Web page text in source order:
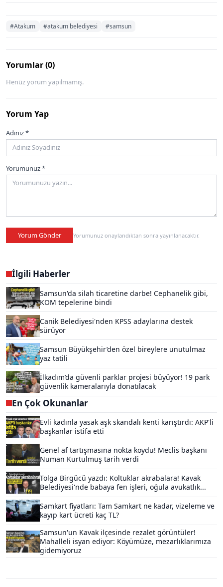
#Atakum #atakum belediyesi #samsun
Yorumlar (0)
Henüz yorum yapılmamış.
Yorum Yap
Adınız *
Yorumunuz *
Yorum Gönder Yorumunuz onaylandıktan sonra yayınlanacaktır.
İlgili Haberler
Samsun'da silah ticaretine darbe! Cephanelik gibi,
KOM tepelerine bindi
Canik Belediyesi'nden KPSS adaylarına destek
sürüyor
Samsun Büyükşehir’den özel bireylere unutulmaz
yaz tatili
İlkadım’da güvenli parklar projesi büyüyor! 19 park
güvenlik kameralarıyla donatılacak
En Çok Okunanlar
Evli kadınla yasak aşk skandalı kenti karıştırdı: AKP'li
başkanlar istifa etti
Genel af tartışmasına nokta koydu! Meclis başkanı
Numan Kurtulmuş tarih verdi
Tolga Birgücü yazdı: Koltuklar akrabalara! Kavak
Belediyesi'nde babaya fen işleri, oğula avukatlık...
Samkart fiyatları: Tam Samkart ne kadar, vizeleme ve
kayıp kart ücreti kaç TL?
Samsun'un Kavak ilçesinde rezalet görüntüler!
Mahalleli isyan ediyor: Köyümüze, mezarlıklarımıza
gidemiyoruz